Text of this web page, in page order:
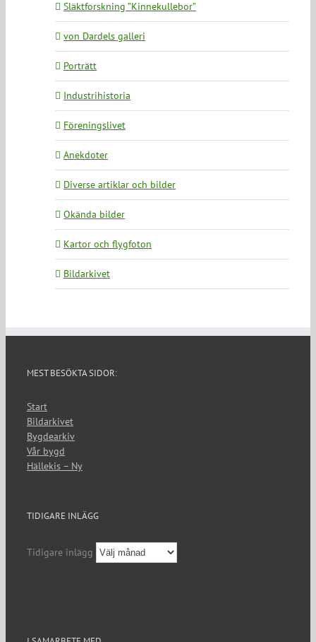
Släktforskning ”Kinnekullebor”
von Dardels galleri
Porträtt
Industrihistoria
Föreningslivet
Anekdoter
Diverse artiklar och bilder
Okända bilder
Kartor och flygfoton
Bildarkivet
MEST BESÖKTA SIDOR:
Start
Bildarkivet
Bygdearkiv
Vår bygd
Hällekis – Ny
TIDIGARE INLÄGG
Tidigare inlägg